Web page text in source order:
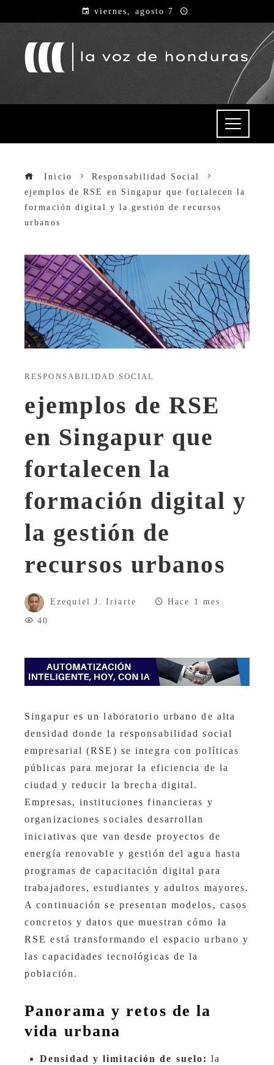
viernes, agosto 7
Inicio
Responsabilidad Social
ejemplos de RSE en Singapur que fortalecen la
formación digital y la gestión de recursos
urbanos
RESPONSABILIDAD SOCIAL
ejemplos de RSE
en Singapur que
fortalecen la
formación digital y
la gestión de
recursos urbanos
Ezequiel J. Iriarte
Hace 1 mes
40
Singapur es un laboratorio urbano de alta
densidad donde la responsabilidad social
empresarial (RSE) se integra con políticas
públicas para mejorar la eficiencia de la
ciudad y reducir la brecha digital.
Empresas, instituciones financieras y
organizaciones sociales desarrollan
iniciativas que van desde proyectos de
energía renovable y gestión del agua hasta
programas de capacitación digital para
trabajadores, estudiantes y adultos mayores.
A continuación se presentan modelos, casos
concretos y datos que muestran cómo la
RSE está transformando el espacio urbano y
las capacidades tecnológicas de la
población.
Panorama y retos de la
vida urbana
Densidad y limitación de suelo: la